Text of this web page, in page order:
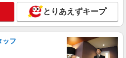
とりあえずキープ
ッフ